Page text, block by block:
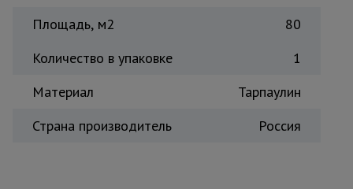
Площадь, м2
80
Количество в упаковке
1
Материал
Тарпаулин
Страна производитель
Россия